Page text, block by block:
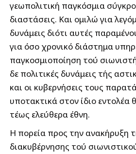
γεωπολιτική παγκόσμια
διαστάσεις. Και ομιλώ για
δυνάμεις διότι αυτές
για όσο χρονικό διάστημα
παγκοσμιοποίηση τού
δε πολιτικές δυνάμεις τής
και οι κυβερνήσεις τους
υποτακτικά στον ίδιο εντολέα
τέως ελεύθερα έθνη.
Η πορεία προς την ανακήρυξη
διακυβέρνησης τού